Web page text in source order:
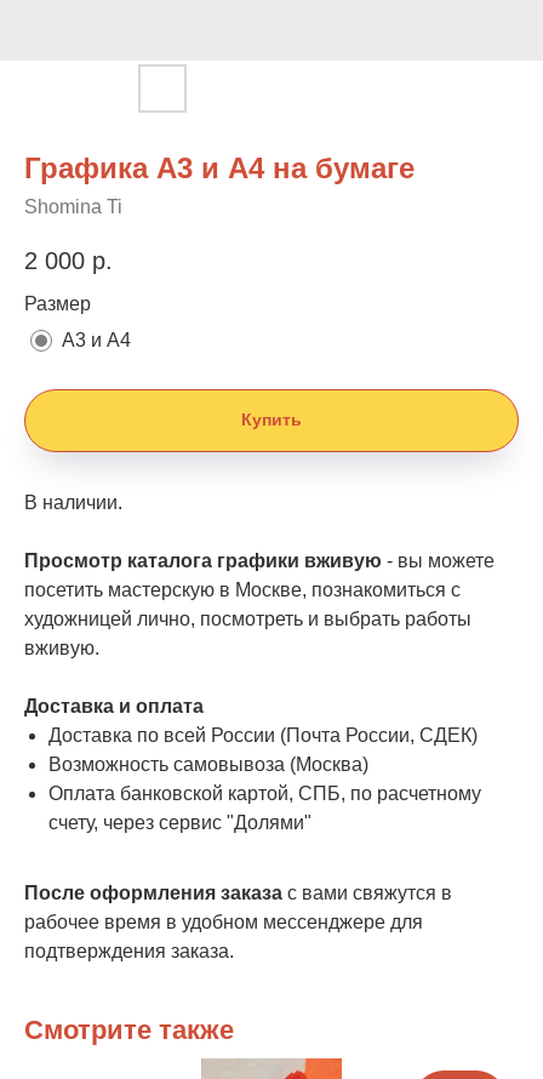
Графика А3 и А4 на бумаге
Shomina Ti
2 000 р.
Размер
А3 и А4
Купить
В наличии.
Просмотр каталога графики вживую - вы можете
посетить мастерскую в Москве, познакомиться с
художницей лично, посмотреть и выбрать работы
вживую.
Доставка и оплата
Доставка по всей России (Почта России, СДЕК)
Возможность самовывоза (Москва)
Оплата банковской картой, СПБ, по расчетному
счету, через сервис "Долями"
После оформления заказа с вами свяжутся в
рабочее время в удобном мессенджере для
подтверждения заказа.
Смотрите также